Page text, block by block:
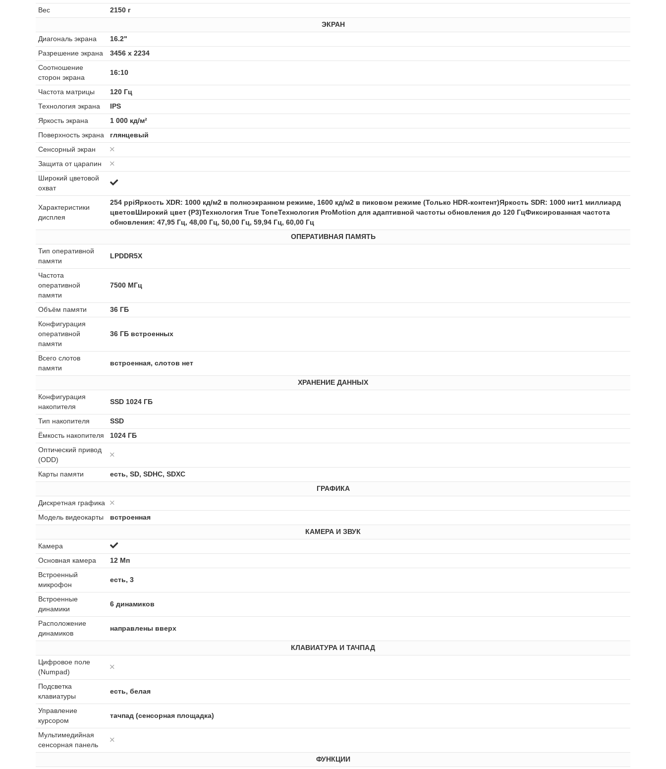
Вес
2150 г
ЭКРАН
Диагональ экрана
16.2"
Разрешение экрана
3456 x 2234
Соотношение
сторон экрана
16:10
Частота матрицы
120 Гц
Технология экрана
IPS
Яркость экрана
1 000 кд/м²
Поверхность экрана
глянцевый
Сенсорный экран
Защита от царапин
Широкий цветовой
охват
Характеристики
дисплея
254 ppiЯркость XDR: 1000 кд/м2 в полноэкранном режиме, 1600 кд/м2 в пиковом режиме (Только HDR-контент)Яркость SDR: 1000 нит1 миллиард
цветовШирокий цвет (P3)Технология True ToneТехнология ProMotion для адаптивной частоты обновления до 120 ГцФиксированная частота
обновления: 47,95 Гц, 48,00 Гц, 50,00 Гц, 59,94 Гц, 60,00 Гц
ОПЕРАТИВНАЯ ПАМЯТЬ
Тип оперативной
памяти
LPDDR5X
Частота
оперативной
памяти
7500 МГц
Объём памяти
36 ГБ
Конфигурация
оперативной
памяти
36 ГБ встроенных
Всего слотов
памяти
встроенная, слотов нет
ХРАНЕНИЕ ДАННЫХ
Конфигурация
накопителя
SSD 1024 ГБ
Тип накопителя
SSD
Ёмкость накопителя
1024 ГБ
Оптический привод
(ODD)
Карты памяти
есть, SD, SDHC, SDXC
ГРАФИКА
Дискретная графика
Модель видеокарты
встроенная
КАМЕРА И ЗВУК
Камера
Основная камера
12 Мп
Встроенный
микрофон
есть, 3
Встроенные
динамики
6 динамиков
Расположение
динамиков
направлены вверх
КЛАВИАТУРА И ТАЧПАД
Цифровое поле
(Numpad)
Подсветка
клавиатуры
есть, белая
Управление
курсором
тачпад (сенсорная площадка)
Мультимедийная
сенсорная панель
ФУНКЦИИ